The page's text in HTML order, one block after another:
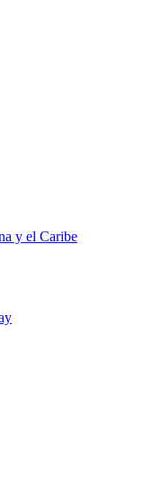
y el Caribe